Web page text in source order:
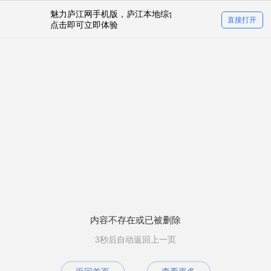
魅力庐江网手机版，庐江本地综合社区
点击即可立即体验
直接打开
内容不存在或已被删除
3秒后自动返回上一页